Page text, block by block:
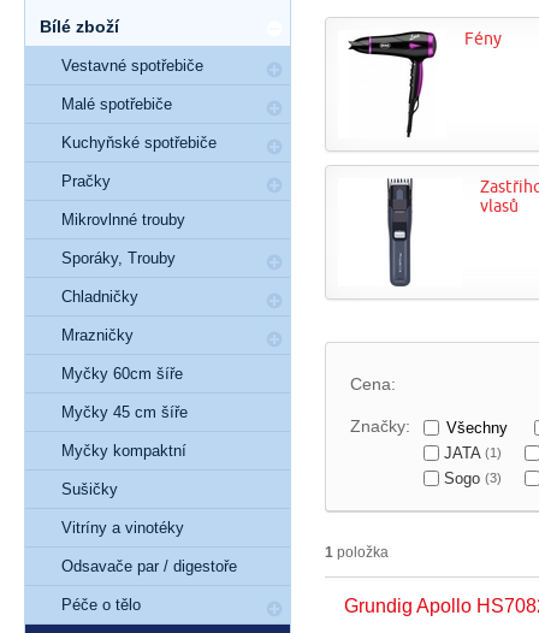
Fény
vlasů
Cena:
Značky:
Všechny
JATA (1)
Sogo (3)
1 položka
Grundig Apollo
Bílé zboží
Vestavné spotřebiče
Malé spotřebiče
Kuchyňské spotřebiče
Pračky
Mikrovlnné trouby
Sporáky, Trouby
Chladničky
Mrazničky
Myčky 60cm šíře
Myčky 45 cm šíře
Myčky kompaktní
Sušičky
Vitríny a vinotéky
Odsavače par / digestoře
Péče o tělo